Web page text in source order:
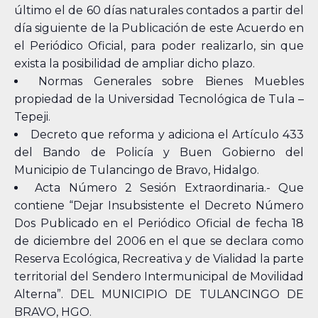
último el de 60 días naturales contados a partir del
día siguiente de la Publicación de este Acuerdo en
el Periódico Oficial, para poder realizarlo, sin que
exista la posibilidad de ampliar dicho plazo.
Normas Generales sobre Bienes Muebles
propiedad de la Universidad Tecnológica de Tula –
Tepeji.
Decreto que reforma y adiciona el Artículo 433
del Bando de Policía y Buen Gobierno del
Municipio de Tulancingo de Bravo, Hidalgo.
Acta Número 2 Sesión Extraordinaria.- Que
contiene “Dejar Insubsistente el Decreto Número
Dos Publicado en el Periódico Oficial de fecha 18
de diciembre del 2006 en el que se declara como
Reserva Ecológica, Recreativa y de Vialidad la parte
territorial del Sendero Intermunicipal de Movilidad
Alterna”. DEL MUNICIPIO DE TULANCINGO DE
BRAVO, HGO.